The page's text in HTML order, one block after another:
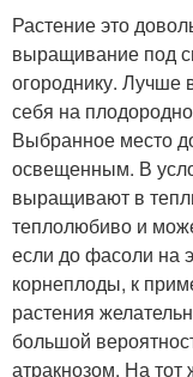
Растение это
выращивание под
огороднику. Лучше
себя на
Выбранное место
освещенным. В
выращивают в
теплолюбиво и
если до фасоли на
корнеплоды, к
растения
большой
атракнозом. На тот